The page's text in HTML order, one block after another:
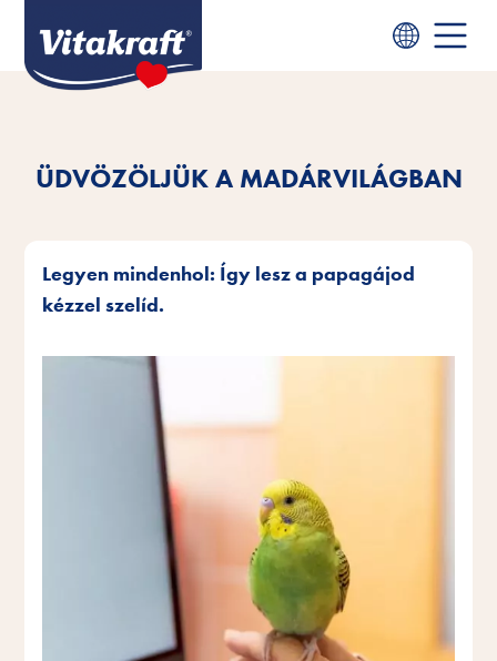
ÜDVÖZÖLJÜK A MADÁRVILÁGBAN
Legyen mindenhol: Így lesz a papagájod
kézzel szelíd.